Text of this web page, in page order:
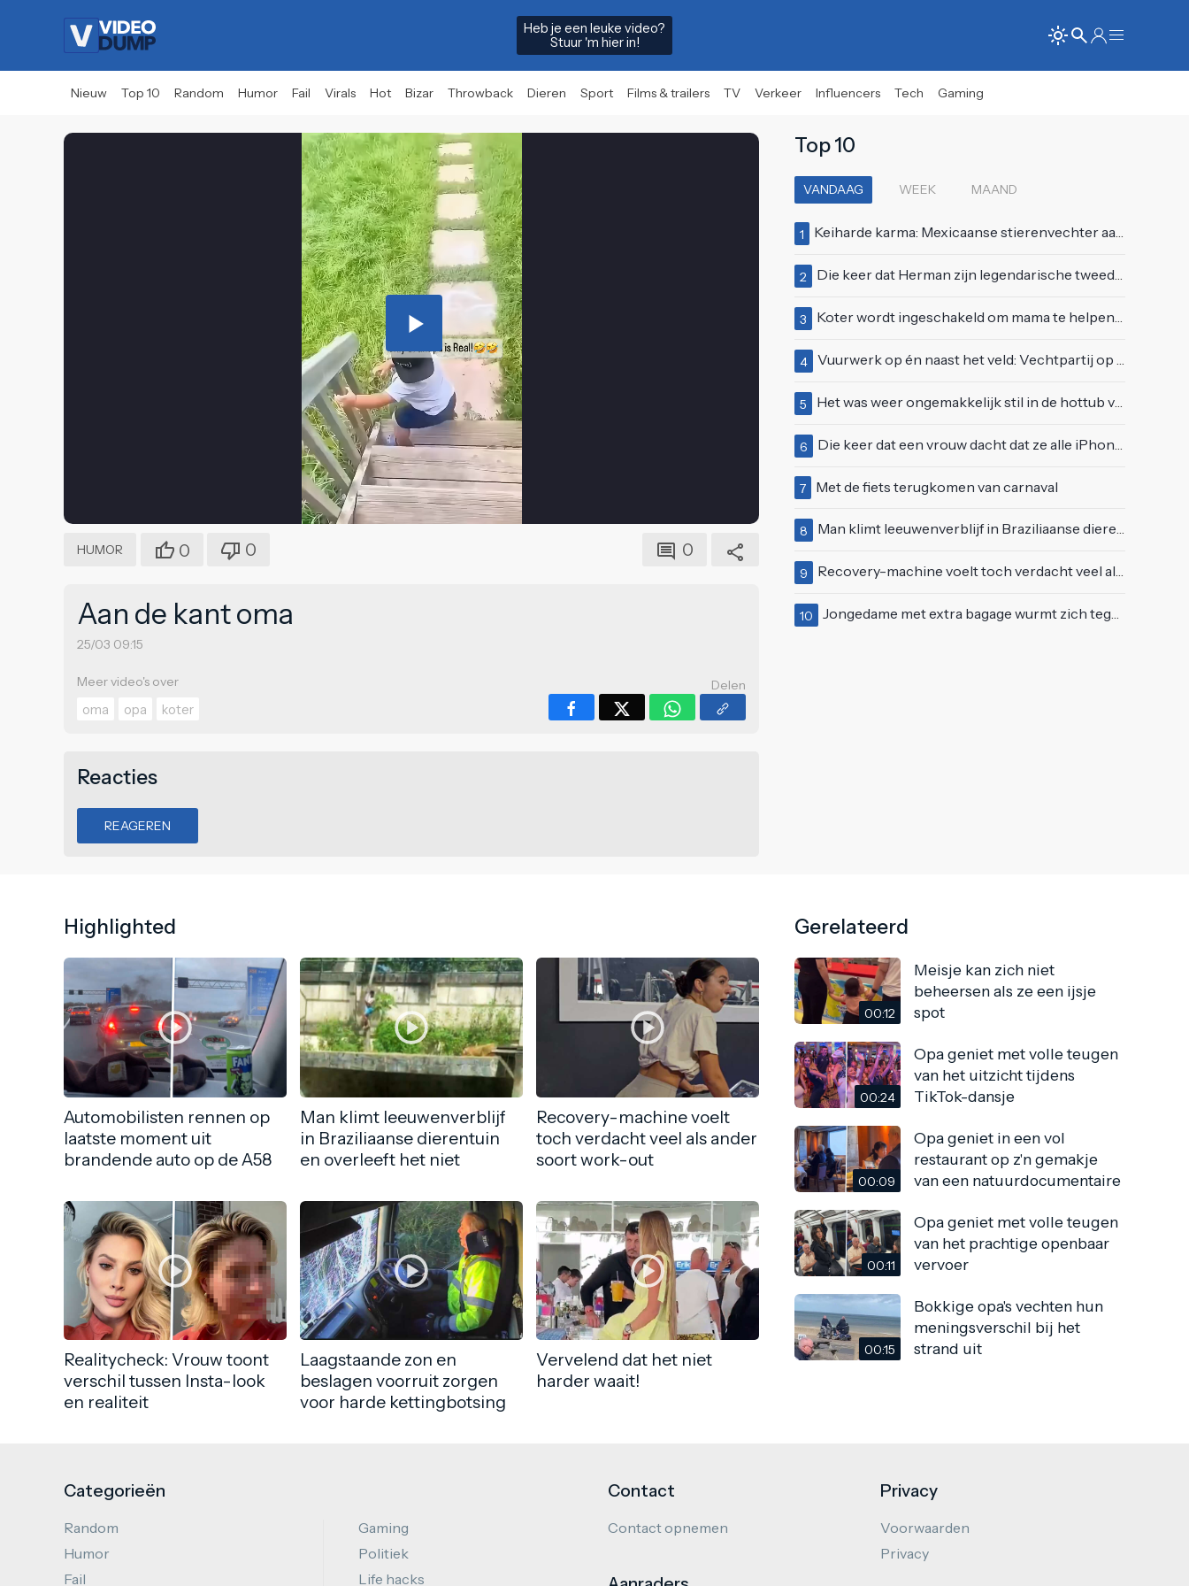
Heb je een leuke video?
Stuur 'm hier in!
Nieuw Top 10 Random Humor Fail Virals Hot Bizar Throwback Dieren Sport Films & trailers TV Verkeer Influencers Tech Gaming
Play
Video
HUMOR 0 0 0
Aan de kant oma
25/03 09:15
Meer video's over
oma
opa koter
Delen
Reacties
REAGEREN
Top 10
VANDAAG WEEK MAAND
1 Keiharde karma: Mexicaanse stierenvechter aan hoorn gespietst voor ogen van duizenden toeschouwers
2 Die keer dat Herman zijn legendarische tweede auditie bij Idols deed
3 Koter wordt ingeschakeld om mama te helpen met de perfecte vakantiefoto te maken
4 Vuurwerk op én naast het veld: Vechtpartij op Ajax-tribune tussen supporters en stewards
5 Het was weer ongemakkelijk stil in de hottub van Lang Leve de Liefde
6 Die keer dat een vrouw dacht dat ze alle iPhones wel op kon kopen
7 Met de fiets terugkomen van carnaval
8 Man klimt leeuwenverblijf in Braziliaanse dierentuin en overleeft het niet
9 Recovery-machine voelt toch verdacht veel als ander soort work-out
10 Jongedame met extra bagage wurmt zich tegen de stroom van de roltrap
Highlighted
Automobilisten rennen op
laatste moment uit
brandende auto op de A58
Man klimt leeuwenverblijf
in Braziliaanse dierentuin
en overleeft het niet
Recovery-machine voelt
toch verdacht veel als ander
soort work-out
Realitycheck: Vrouw toont
verschil tussen Insta-look
en realiteit
Laagstaande zon en
beslagen voorruit zorgen
voor harde kettingbotsing
Vervelend dat het niet
harder waait!
Gerelateerd
00:12
Meisje kan zich niet
beheersen als ze een ijsje
spot
00:24
Opa geniet met volle teugen
van het uitzicht tijdens
TikTok-dansje
00:09
Opa geniet in een vol
restaurant op z'n gemakje
van een natuurdocumentaire
00:11
Opa geniet met volle teugen
van het prachtige openbaar
vervoer
00:15
Bokkige opa's vechten hun
meningsverschil bij het
strand uit
Categorieën
Random
Humor
Fail
Gaming
Politiek
Life hacks
Contact
Contact opnemen
Privacy
Voorwaarden
Privacy